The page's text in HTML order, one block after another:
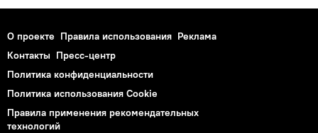
О проекте Правила использования Реклама
Контакты Пресс-центр
Политика конфиденциальности
Политика использования Cookie
Правила применения рекомендательных
технологий